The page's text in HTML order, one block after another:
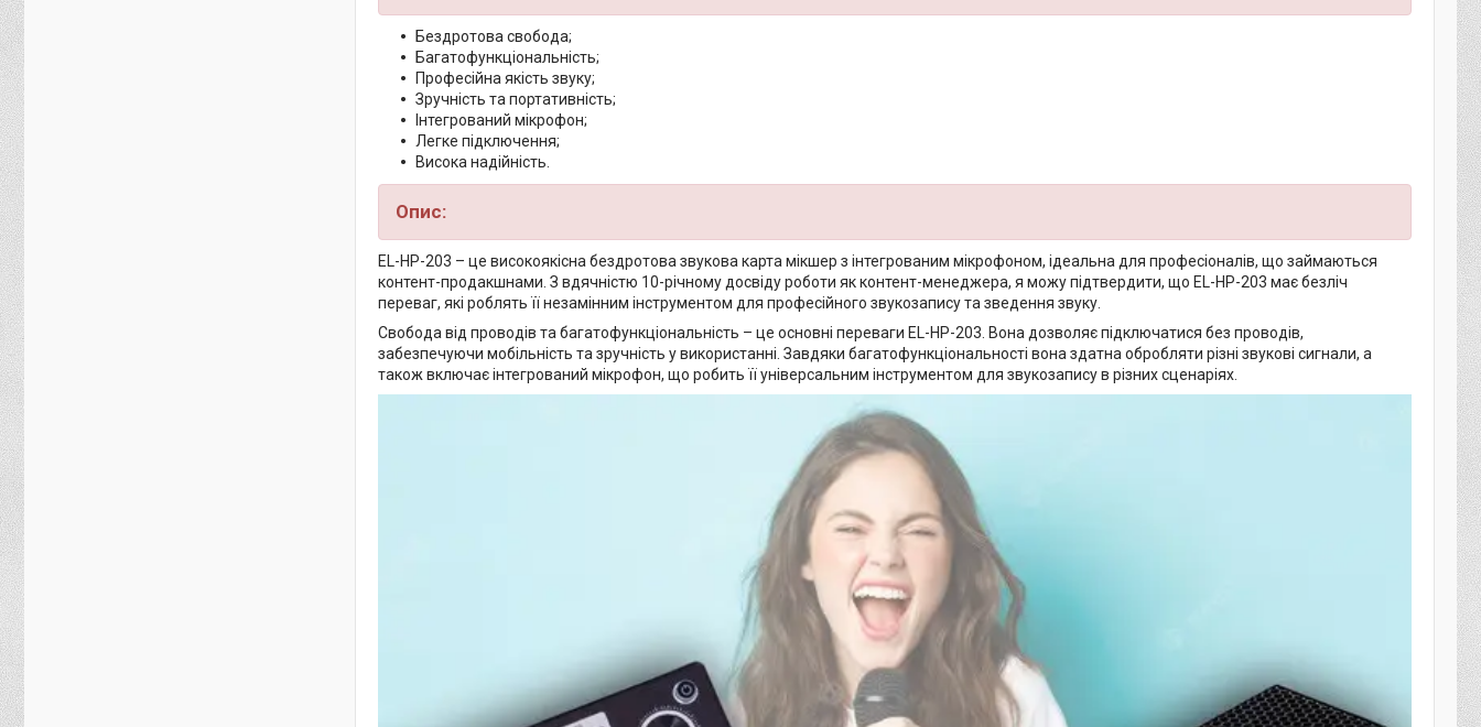
Бездротова свобода;
Багатофункціональність;
Професійна якість звуку;
Зручність та портативність;
Інтегрований мікрофон;
Легке підключення;
Висока надійність.
Опис:
EL-HP-203 – це високоякісна бездротова звукова карта мікшер з інтегрованим мікрофоном, ідеальна для професіоналів, що займаються
контент-продакшнами. З вдячністю 10-річному досвіду роботи як контент-менеджера, я можу підтвердити, що EL-HP-203 має безліч
переваг, які роблять її незамінним інструментом для професійного звукозапису та зведення звуку.
Свобода від проводів та багатофункціональність – це основні переваги EL-HP-203. Вона дозволяє підключатися без проводів,
забезпечуючи мобільність та зручність у використанні. Завдяки багатофункціональності вона здатна обробляти різні звукові сигнали, а
також включає інтегрований мікрофон, що робить її універсальним інструментом для звукозапису в різних сценаріях.